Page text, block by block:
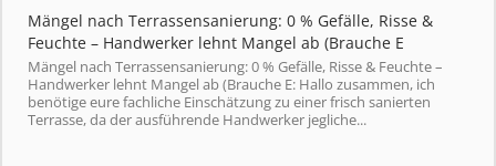
Mängel nach Terrassensanierung: 0 % Gefälle, Risse &
Feuchte – Handwerker lehnt Mangel ab (Brauche E
Mängel nach Terrassensanierung: 0 % Gefälle, Risse & Feuchte –
Handwerker lehnt Mangel ab (Brauche E: Hallo zusammen, ich
benötige eure fachliche Einschätzung zu einer frisch sanierten
Terrasse, da der ausführende Handwerker jegliche...